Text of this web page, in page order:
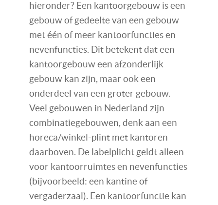
hieronder? Een kantoorgebouw is een
gebouw of gedeelte van een gebouw
met één of meer kantoorfuncties en
nevenfuncties. Dit betekent dat een
kantoorgebouw een afzonderlijk
gebouw kan zijn, maar ook een
onderdeel van een groter gebouw.
Veel gebouwen in Nederland zijn
combinatiegebouwen, denk aan een
horeca/winkel-plint met kantoren
daarboven. De labelplicht geldt alleen
voor kantoorruimtes en nevenfuncties
(bijvoorbeeld: een kantine of
vergaderzaal). Een kantoorfunctie kan